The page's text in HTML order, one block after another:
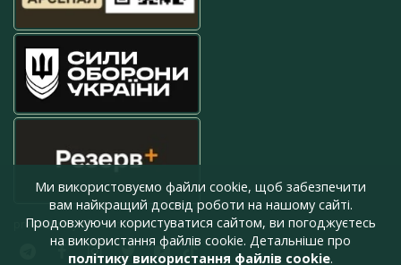
press@armyinform.com.ua
Ми використовуємо файли cookie, щоб забезпечити
вам найкращий досвід роботи на нашому сайті.
Продовжуючи користуватися сайтом, ви погоджуєтесь
на використання файлів cookie. Детальніше про
політику використання файлів cookie.